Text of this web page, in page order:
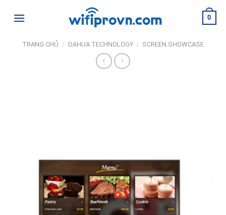
0
TRANG CHỦ / DAHUA TECHNOLOGY / SCREEN SHOWCASE